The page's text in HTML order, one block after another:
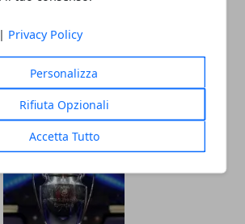
| Privacy Policy
Personalizza
Rifiuta Opzionali
Accetta Tutto
grandi nel calcio
in Italia